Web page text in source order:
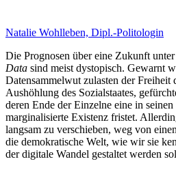
Natalie Wohlleben, Dipl.-Politologin
Die Prognosen über eine Zukunft
Data sind meist dystopisch. Gewarnt
Datensammelwut zulasten der Freiheit
Aushöhlung des Sozialstaates,
deren Ende der Einzelne eine in
marginalisierte Existenz fristet.
langsam zu verschieben, weg von
die demokratische Welt, wie wir sie
der digitale Wandel gestaltet werden